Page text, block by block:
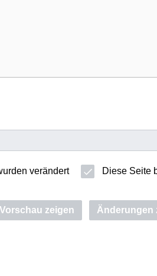
verändert Diese Seite
Vorschau zeigen Änderungen